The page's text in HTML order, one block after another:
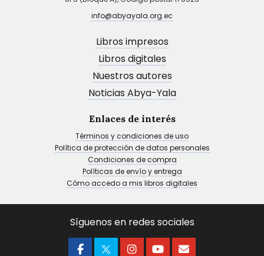
info@abyayala.org.ec
Libros impresos
Libros digitales
Nuestros autores
Noticias Abya-Yala
Enlaces de interés
Términos y condiciones de uso
Política de protección de datos personales
Condiciones de compra
Políticas de envío y entrega
Cómo accedo a mis libros digitales
Síguenos en redes sociales